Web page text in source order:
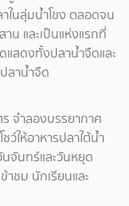
ในลุ่มน้ำโขง ตลอดจน
น และเป็นแห่งแรกที่
แสดงทั้งปลาน้ำจืดและ
ลาน้ำจืด
จำลองบรรยากาศ
ว์ให้อาหารปลาใต้น้ำ
จันทร์และวันหยุด
ชม นักเรียนและ